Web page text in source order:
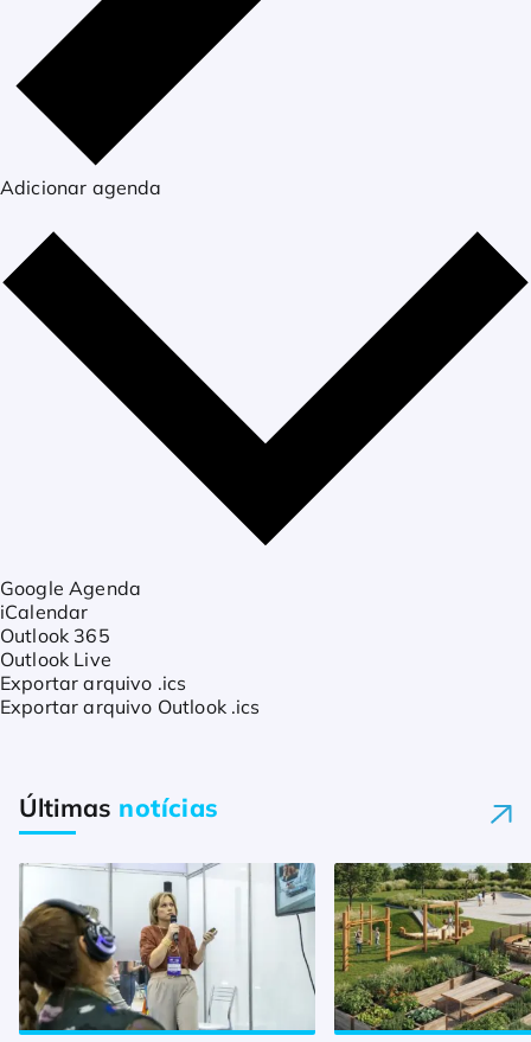
Adicionar agenda
Google Agenda
iCalendar
Outlook 365
Outlook Live
Exportar arquivo .ics
Exportar arquivo Outlook .ics
Últimas notícias